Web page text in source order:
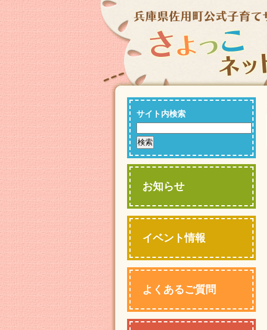
サイト内検索
お知らせ
イベント情報
よくあるご質問